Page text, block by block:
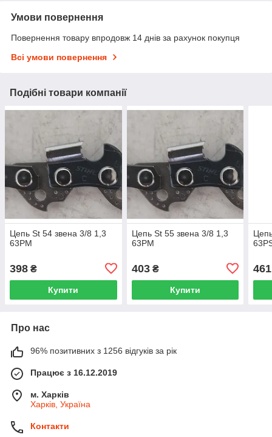
Умови повернення
Повернення товару впродовж 14 днів за рахунок покупця
Всі умови повернення
Подібні товари компанії
Цепь St 54 звена 3/8 1,3
63PM
398 ₴
Купити
Цепь St 55 звена 3/8 1,3
63PM
403₴
Купити
461
Про нас
96% позитивних з 1256 відгуків за рік
Працює з 16.12.2019
м. Харків
Харків, Україна
Контакти